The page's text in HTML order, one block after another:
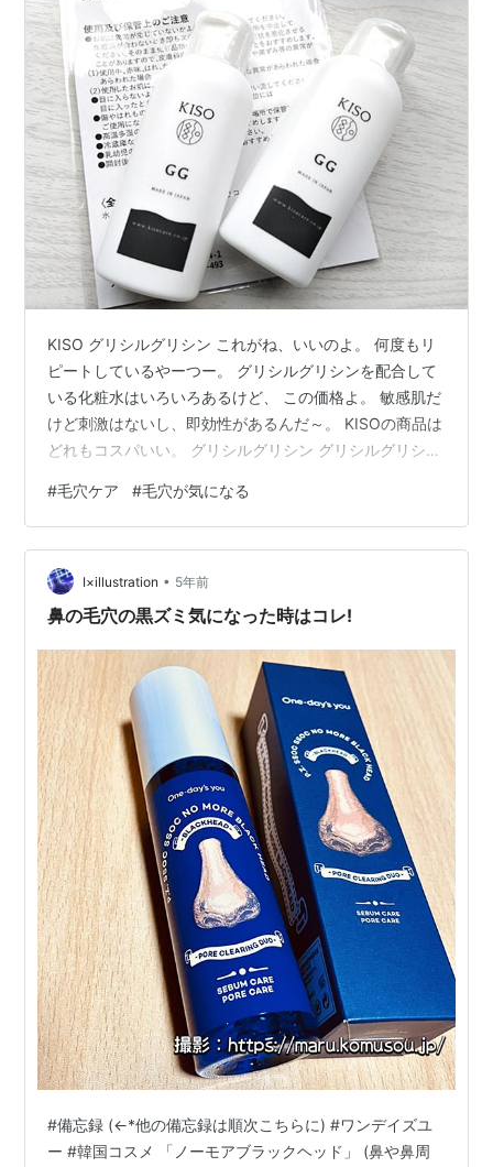
KISO グリシルグリシン これがね、いいのよ。 何度もリ
ピートしているやーつー。 グリシルグリシンを配合して
いる化粧水はいろいろあるけど、 この価格よ。 敏感肌だ
けど刺激はないし、即効性があるんだ～。 KISOの商品は
どれもコスパいい。 グリシルグリシン グリシルグリシン
cave-ism.com そのまま使っても、化粧水に混ぜても、
イオン導入するとさらに効果大。 美容水 グリシルグリシ
ン 6％配合 GGエッセンス 60ml 化粧水 イオン導入 導入
美容液 送料無料価格：970円（税込、送料無料)
(2022/3/11時点) 楽天で購入
#毛穴ケア #毛穴が気になる
I×illustration • 5年前
鼻の毛穴の黒ズミ気になった時はコレ!
#備忘録 (←*他の備忘録は順次こちらに) #ワンデイズユ
ー #韓国コスメ 「ノーモアブラックヘッド」 (鼻や鼻周